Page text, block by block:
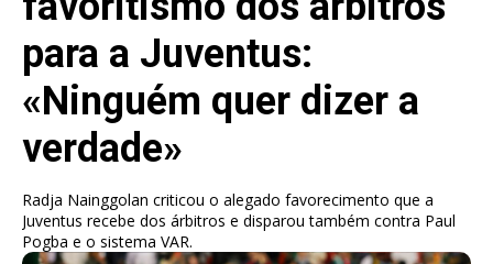
para a Juventus:
«Ninguém quer dizer a
verdade»
Radja Nainggolan criticou o alegado favorecimento que a
Juventus recebe dos árbitros e disparou também contra Paul
Pogba e o sistema VAR.